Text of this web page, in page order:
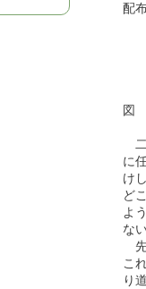
図
二
に
け
ど
よ
ない
先
こ
り